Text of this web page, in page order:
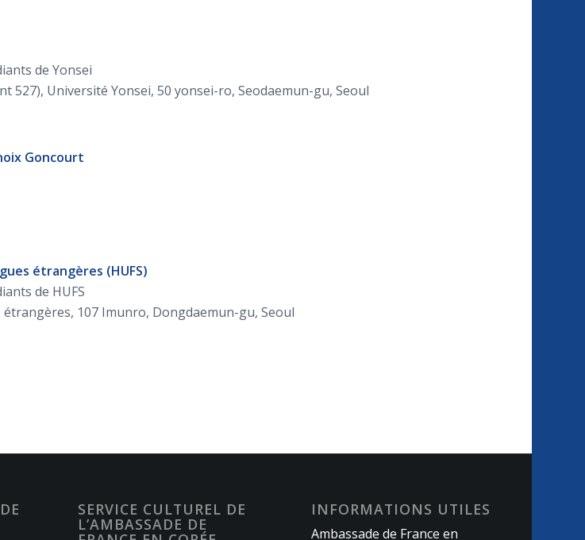
de Yonsei
527), Université Yonsei, 50 yonsei-ro, Seodaemun-gu, Seoul
Goncourt
étrangères (HUFS)
de HUFS
107 Imunro, Dongdaemun-gu, Seoul
SERVICE CULTUREL DE
L’AMBASSADE DE
INFORMATIONS UTILES
Ambassade de France en